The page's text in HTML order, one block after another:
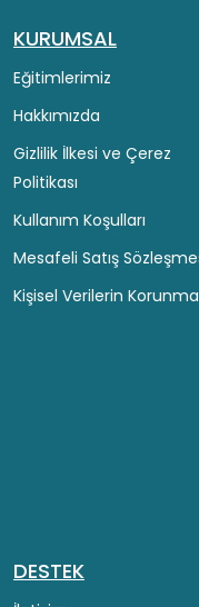
KURUMSAL
Eğitimlerimiz
Hakkımızda
Gizlilik İlkesi ve Çerez
Politikası
Kullanım Koşulları
Mesafeli Satış
Kişisel Verilerin
DESTEK